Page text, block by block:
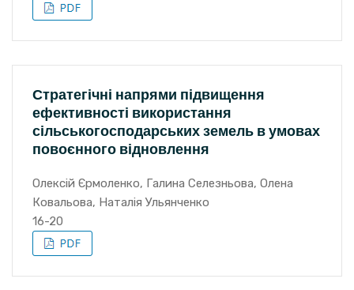
Стратегічні напрями підвищення
ефективності використання
сільськогосподарських земель в умовах
повоєнного відновлення
Олексій Єрмоленко, Галина Селезньова, Олена
Ковальова, Наталія Ульянченко
16-20